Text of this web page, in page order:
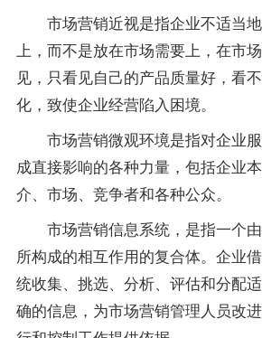
市场营销近视是指企业不适当地
上，而不是放在市场需要上，在市
见，只看见自己的产品质量好，看
化，致使企业经营陷入困境。
市场营销微观环境是指对企业服
成直接影响的各种力量，包括企业
介、市场、竞争者和各种公众。
市场营销信息系统，是指一个由
所构成的相互作用的复合体。企业
统收集、挑选、分析、评估和分配
确的信息，为市场营销管理人员改